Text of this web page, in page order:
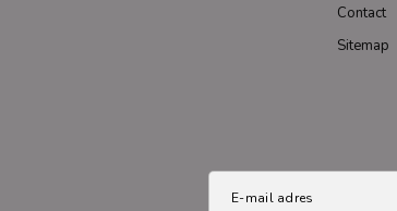
Contact
Sitemap